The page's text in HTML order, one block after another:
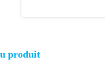
produit